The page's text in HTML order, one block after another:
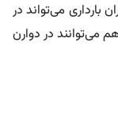
بارداری می‌تواند در
در دوارن